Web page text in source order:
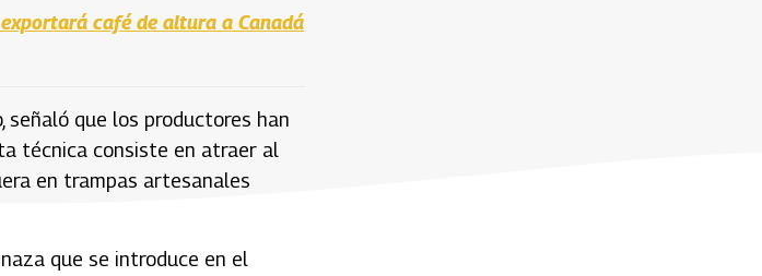
café de altura a Canadá
señaló que los productores han
técnica consiste en atraer al
en trampas artesanales
que se introduce en el